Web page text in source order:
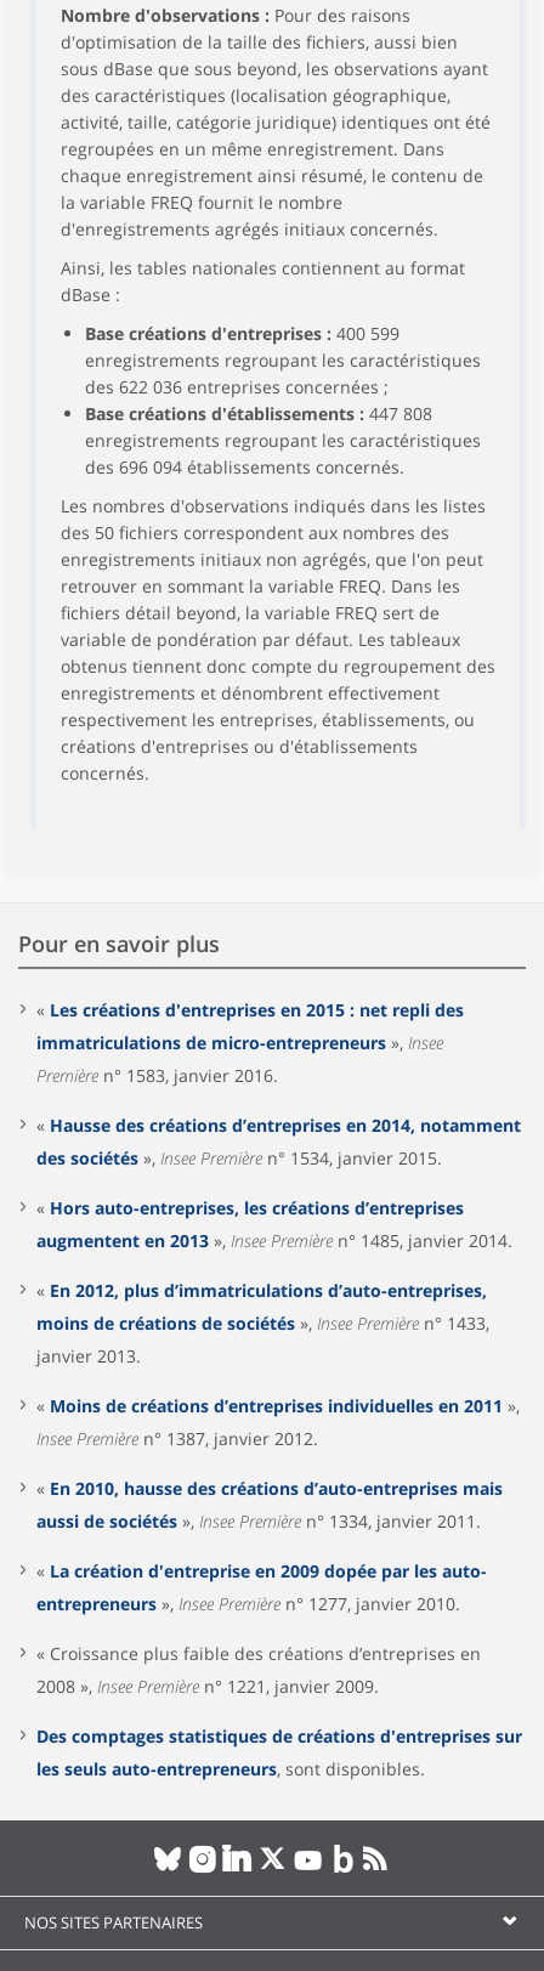
Nombre d'observations : Pour des raisons
d'optimisation de la taille des fichiers, aussi bien
sous dBase que sous beyond, les observations ayant
des caractéristiques (localisation géographique,
activité, taille, catégorie juridique) identiques ont été
regroupées en un même enregistrement. Dans
chaque enregistrement ainsi résumé, le contenu de
la variable FREQ fournit le nombre
d'enregistrements agrégés initiaux concernés.
Ainsi, les tables nationales contiennent au format
dBase :
Base créations d'entreprises : 400 599
enregistrements regroupant les caractéristiques
des 622 036 entreprises concernées ;
Base créations d'établissements : 447 808
enregistrements regroupant les caractéristiques
des 696 094 établissements concernés.
Les nombres d'observations indiqués dans les listes
des 50 fichiers correspondent aux nombres des
enregistrements initiaux non agrégés, que l'on peut
retrouver en sommant la variable FREQ. Dans les
fichiers détail beyond, la variable FREQ sert de
variable de pondération par défaut. Les tableaux
obtenus tiennent donc compte du regroupement des
enregistrements et dénombrent effectivement
respectivement les entreprises, établissements, ou
créations d'entreprises ou d'établissements
concernés.
Pour en savoir plus
« Les créations d'entreprises en 2015 : net repli des
immatriculations de micro-entrepreneurs », Insee
Première n° 1583, janvier 2016.
« Hausse des créations d’entreprises en 2014, notamment
des sociétés », Insee Première n° 1534, janvier 2015.
« Hors auto-entreprises, les créations d’entreprises
augmentent en 2013 », Insee Première n° 1485, janvier 2014.
« En 2012, plus d’immatriculations d’auto-entreprises,
moins de créations de sociétés », Insee Première n° 1433,
janvier 2013.
« Moins de créations d’entreprises individuelles en 2011 »,
Insee Première n° 1387, janvier 2012.
« En 2010, hausse des créations d’auto-entreprises mais
aussi de sociétés », Insee Première n° 1334, janvier 2011.
« La création d'entreprise en 2009 dopée par les auto-
entrepreneurs », Insee Première n° 1277, janvier 2010.
« Croissance plus faible des créations d’entreprises en
2008 », Insee Première n° 1221, janvier 2009.
Des comptages statistiques de créations d'entreprises sur
les seuls auto-entrepreneurs, sont disponibles.
NOS SITES PARTENAIRES